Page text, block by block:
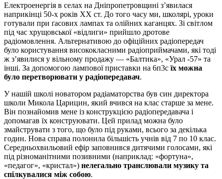
Електроенергія в селах на Дніпропетровщині з’явилася
наприкінці 50-х років ХХ ст. До того часу ми, школярі, уроки
готували при ґасових лампах та олійних каганцях. Зі світлом
під час хрущовської «відлиги» прийшло дротове
радіомовлення. Альтернативою до офіційних радіопередач
було користування висококласними радіоприймачами, які тоді
ж з’явилися у вільному продажу — «Балтика», «Урал -57» та
інші. За допомогою лампової приставки на 6п3с їх можна
було перетворювати у радіопередавач.
У нашій школі новатором радіаматорства був син директора
школи Микола Царицин, який вчився на клас старше за мене.
Він познайомив мене із конструкцією радіопередавача і
допомагав їх конструювати. Цей прилад можна було
змайструвати з того, що було під руками, всього за декілька
годин. Нова справа полонила більшість учнів від 7 по 10 клас.
Середньохвильовий ефір заповнився дитячими голосами, які
під різноманітними позивними (наприклад: «фортуна»,
«педагог», «кристал») нелегально транслювали музику та
спілкувалися між собою.